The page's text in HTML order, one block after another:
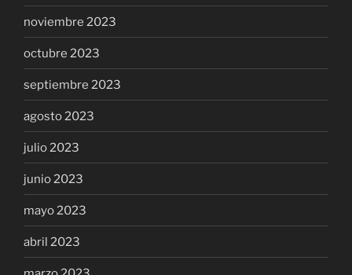
noviembre 2023
octubre 2023
septiembre 2023
agosto 2023
julio 2023
junio 2023
mayo 2023
abril 2023